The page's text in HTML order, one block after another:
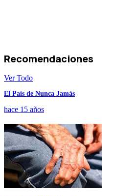
Recomendaciones
Ver Todo
El País de Nunca Jamás
hace 15 años